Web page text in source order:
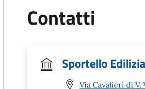
Contatti
Sportello
Via Cavalieri di